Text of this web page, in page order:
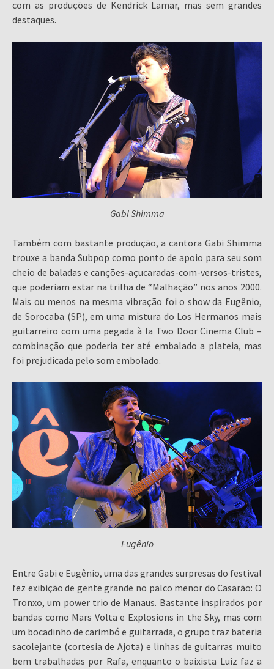
com as produções de Kendrick Lamar, mas sem grandes
destaques.
Gabi Shimma
Também com bastante produção, a cantora Gabi Shimma
trouxe a banda Subpop como ponto de apoio para seu som
cheio de baladas e canções-açucaradas-com-versos-tristes,
que poderiam estar na trilha de “Malhação” nos anos 2000.
Mais ou menos na mesma vibração foi o show da Eugênio,
de Sorocaba (SP), em uma mistura do Los Hermanos mais
guitarreiro com uma pegada à la Two Door Cinema Club –
combinação que poderia ter até embalado a plateia, mas
foi prejudicada pelo som embolado.
Eugênio
Entre Gabi e Eugênio, uma das grandes surpresas do festival
fez exibição de gente grande no palco menor do Casarão: O
Tronxo, um power trio de Manaus. Bastante inspirados por
bandas como Mars Volta e Explosions in the Sky, mas com
um bocadinho de carimbó e guitarrada, o grupo traz bateria
sacolejante (cortesia de Ajota) e linhas de guitarras muito
bem trabalhadas por Rafa, enquanto o baixista Luiz faz a